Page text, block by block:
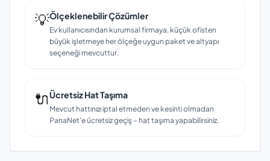
💡Ölçeklenebilir Çözümler
Ev kullanıcısından kurumsal firmaya, küçük ofisten
büyük işletmeye her ölçeğe uygun paket ve altyapı
seçeneği mevcuttur.
🔌Ücretsiz Hat Taşıma
Mevcut hattınızı iptal etmeden ve kesinti olmadan
PanaNet'e ücretsiz geçiş – hat taşıma yapabilirsiniz.